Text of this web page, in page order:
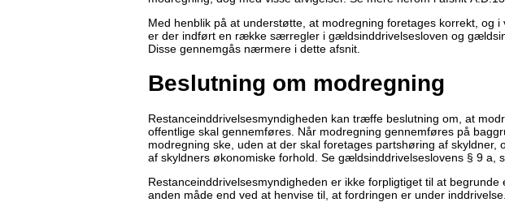
Med henblik på at understøtte, at modregning foretages korrekt, og i
er der indført en række særregler i gældsinddrivelsesloven og
Disse gennemgås nærmere i dette afsnit.
Beslutning om modregning
Restanceinddrivelsesmyndigheden kan træffe beslutning om, at
offentlige skal gennemføres. Når modregning gennemføres på
modregning ske, uden at der skal foretages partshøring af skyldner,
af skyldners økonomiske forhold. Se gældsinddrivelseslovens § 9 a,
Restanceinddrivelsesmyndigheden er ikke forpligtiget til at
anden måde end ved at henvise til, at fordringen er under inddrivelse.